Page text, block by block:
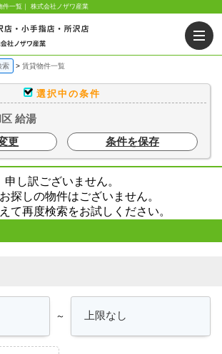
件一覧｜ 株式会社ノザワ産業
索 賃貸物件一覧
選択中の条件
給湯
更
条件を保存
申し訳ございません。
探しの物件はございません。
て再度検索をお試しください。
～